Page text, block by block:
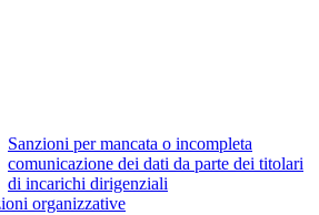
Sanzioni per mancata o incompleta
comunicazione dei dati da parte dei titolari
di incarichi dirigenziali
organizzative